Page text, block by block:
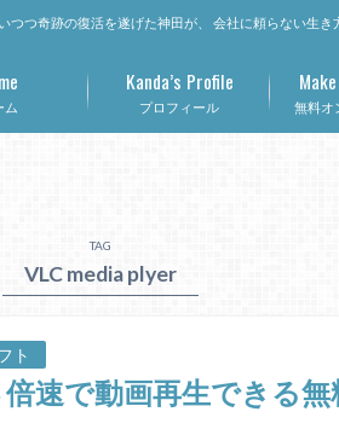
つ奇跡の復活を遂げた神田が、 会社に頼らない生き
ム プロフィール
Kanda’s Profile
無料オ
TAG
VLC media plyer
ト
倍速で動画再生できる